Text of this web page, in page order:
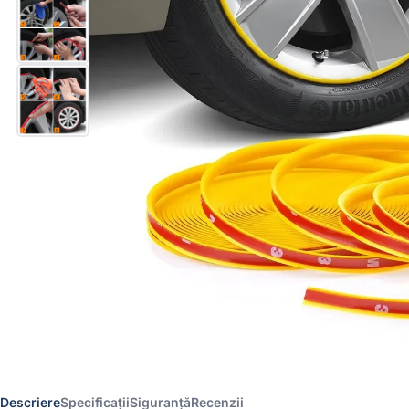
DescriereSpecificațiiSiguranțăRecenzii